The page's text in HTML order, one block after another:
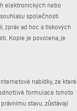
elektronických nebo
společnosti
zpráv ad hoc a tiskových
Kopie je povolena, je
nabídky, ze které
formulace tohoto
stavu, zůstávají